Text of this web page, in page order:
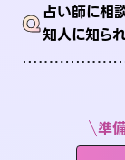
Q占い師に相
知人に知ら
準